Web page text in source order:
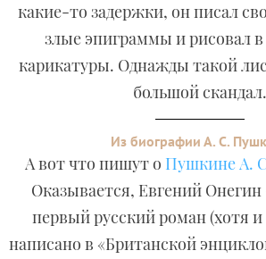
какие-то задержки, он писал
злые эпиграммы и рисовал в
карикатуры. Однажды такой
большой скандал.
Из биографии А. С.
А вот что пишут о Пушкине А.
Оказывается, Евгений
первый русский роман (хотя и
написано в «Британской